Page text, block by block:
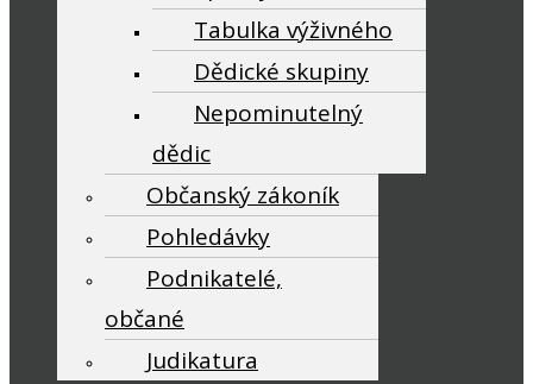
Tabulka výživného
Dědické skupiny
Nepominutelný
dědic
Občanský zákoník
Pohledávky
Podnikatelé,
občané
Judikatura